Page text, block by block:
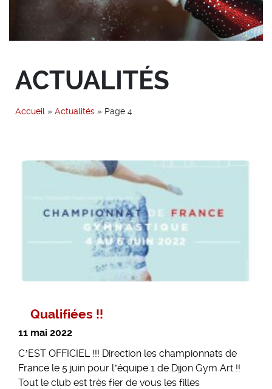
ACTUALITÉS
Accueil » Actualités » Page 4
Qualifiées !!
11 mai 2022
C’EST OFFICIEL !!! Direction les championnats de
France le 5 juin pour l’équipe 1 de Dijon Gym Art !!
Tout le club est très fier de vous les filles